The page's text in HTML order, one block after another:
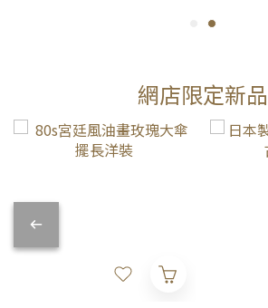
網店限定新品